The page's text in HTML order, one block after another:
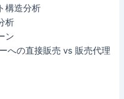
構造分析
析
ン
への直接販売 vs 販売代理